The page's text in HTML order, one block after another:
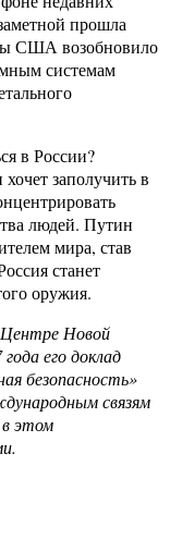
прошла
США возобновило
системам
в России?
заполучить в
людей. Путин
мира, став
станет
оружия.
Центре Новой
его доклад
безопасность»
связям
этом